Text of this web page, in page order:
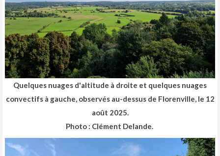
Quelques nuages d'altitude à droite et quelques nuages
convectifs à gauche, observés au-dessus de Florenville, le 12
août 2025.
Photo : Clément Delande.